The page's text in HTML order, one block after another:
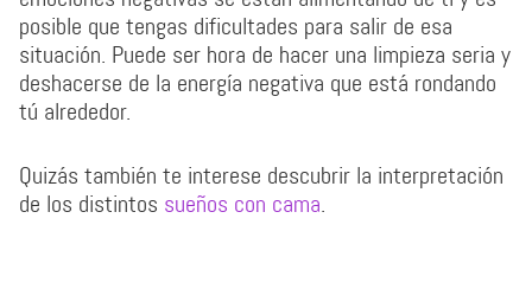
posible que tengas dificultades para salir de esa
situación. Puede ser hora de hacer una limpieza seria y
deshacerse de la energía negativa que está rondando
tú alrededor.
Quizás también te interese descubrir la interpretación
de los distintos sueños con cama.